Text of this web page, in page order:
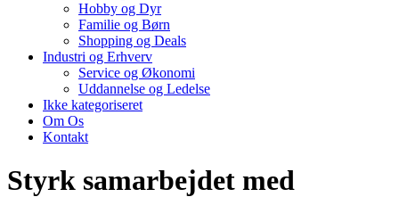
Hobby og Dyr
Familie og Børn
Shopping og Deals
Industri og Erhverv
Service og Økonomi
Uddannelse og Ledelse
Ikke kategoriseret
Om Os
Kontakt
Styrk samarbejdet med